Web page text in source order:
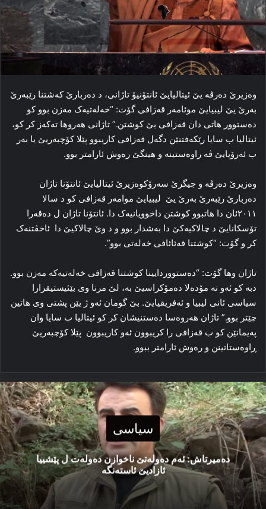
وه‌زیرێ ده‌رڤه‌ یێ ئیتالیایێ ئانتۆنیۆ تاژانی، د ده‌ربارێ کەشتنا رێبه‌رێ
به‌رێ یێ لیبیایێ موئامه‌ر قه‌زافی گۆت: “خه‌له‌تیه‌ک مه‌زن بوو کو
ده‌ستوور هاتی دان قه‌زافی بێ کوشتن.” تاژانی هه‌روها ته‌که‌ز کر کو،
ئیتالیا ب سایا رێکه‌فتنێن دگه‌ل قه‌زافی کاریبوو پێلا کۆچبه‌ریێ یا بەر
ب ئەرۆپایێ ڤە راوه‌ستینه‌ و هینگێ ره‌وش ئارامتر بوو.
وه‌زیرێ ده‌رڤه‌ و جیگرێ سه‌رۆکوه‌زیرێ ئیتالیایێ ئانتۆنا تاژان
ده‌ربارێ رێبه‌رێ بەرێ یێ لیبیایێ موامه‌ر قه‌زافی کو د سالا
۲۰۱۱ئان دا هاتبوو کوشتن داخوویانیه‌ک دا. ئانتۆنا تاژان ل ده‌ڤه‌را
تۆسکانایێ د چالاکیه‌کێ دا به‌شدار بوو و د وێ چالاکیێ دا ئاخڤتنه‌ک
کر و گۆت: “کوشتنا قه‌ئائافی خه‌له‌تی بوو”.
تاژان وها گۆت: “ده‌ستووردایینا کوشتنا قه‌زافی خه‌له‌تیه‌که‌ مه‌زن بوو.
دبه‌ کو ئه‌و نه‌ مۆده‌لا ده‌مۆکراسیێ به‌، لێ مرنا وی بێئیستیقرارا
سیاسی ئانی لیبیا و ئەفریقیایێ. بێ گومان ئه‌و ژ یێن پشتی وی هاتین
چێتر بوو.” تاژان هه‌روەسا ده‌ستنیشان کر کو ئیتالیا ب سایا وان
په‌یمانێن کو ب قه‌زافی را کریبوون ئەو کاریبوون پێلا کۆچبه‌ریێ
ڕاوه‌ستاتینن و ره‌وش ئارامتر ببوو.
سیاسی
دەمیرتاش: ئەم دەولەتێ ناخوازن دەولەت ل پێشییا
ئازادیێ ئاستەنگە